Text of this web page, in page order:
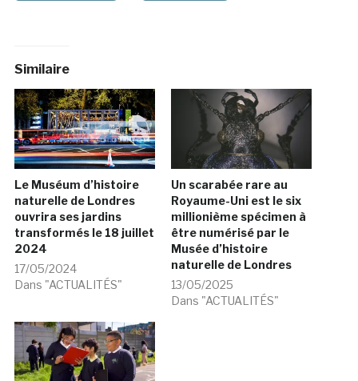
Similaire
Le Muséum d’histoire
naturelle de Londres
ouvrira ses jardins
transformés le 18 juillet
2024
17/05/2024
Dans "ACTUALITÉS"
Un scarabée rare au
Royaume-Uni est le six
millionième spécimen à
être numérisé par le
Musée d’histoire
naturelle de Londres
13/05/2025
Dans "ACTUALITÉS"